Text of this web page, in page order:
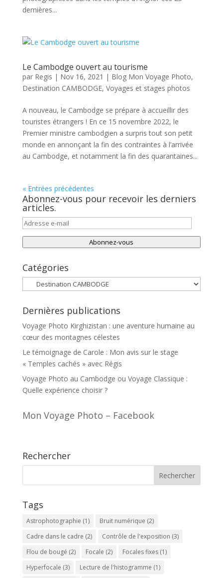
dernières...
Le Cambodge ouvert au tourisme
par Regis | Nov 16, 2021 | Blog Mon Voyage Photo,
Destination CAMBODGE, Voyages et stages photos
A nouveau, le Cambodge se prépare à accueillir des
touristes étrangers ! En ce 15 novembre 2022, le
Premier ministre cambodgien a surpris tout son petit
monde en annonçant la fin des contraintes à l’arrivée
au Cambodge, et notamment la fin des quarantaines...
« Entrées précédentes
Abonnez-vous pour recevoir les derniers
articles.
Adresse
e-
mail
Abonnez-vous
Catégories
Catégories
Dernières publications
Voyage Photo Kirghizistan : une aventure humaine au
cœur des montagnes célestes
Le témoignage de Carole : Mon avis sur le stage
« Temples cachés » avec Régis
Voyage Photo au Cambodge ou Voyage Classique :
Quelle expérience choisir ?
Mon Voyage Photo – Facebook
Rechercher
Tags
Astrophotographie (1) Bruit numérique (2)
Cadre dans le cadre (2) Contrôle de l'exposition (3)
Flou de bougé (2) Focale (2) Focales fixes(1)
Hyperfocale (3) Lecture de l'histogramme (1)